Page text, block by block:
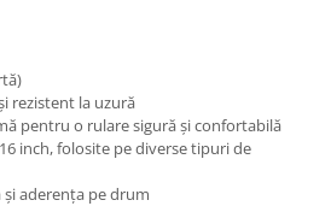
rezistent la uzură
pentru o rulare sigură și confortabilă
inch, folosite pe diverse tipuri de
aderența pe drum